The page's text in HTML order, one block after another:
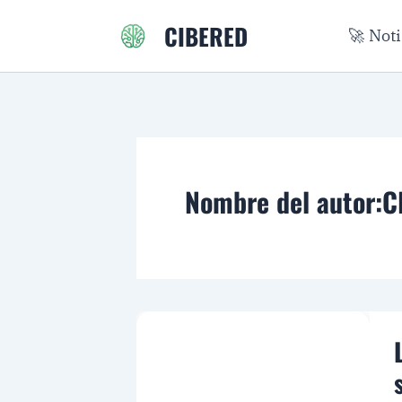
contenido
CIBERED 🚀
Nombre del